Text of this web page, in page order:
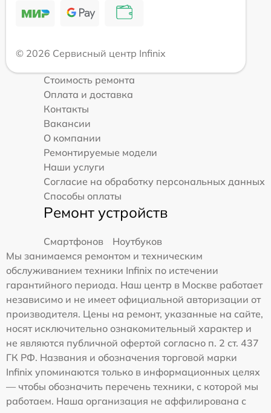
© 2026 Сервисный центр Infinix
Стоимость ремонта
Оплата и доставка
Контакты
Вакансии
О компании
Ремонтируемые модели
Наши услуги
Согласие на обработку персональных данных
Способы оплаты
Ремонт устройств
Смартфонов
Ноутбуков
Мы занимаемся ремонтом и техническим
обслуживанием техники Infinix по истечении
гарантийного периода. Наш центр в Москве работает
независимо и не имеет официальной авторизации от
производителя. Цены на ремонт, указанные на сайте,
носят исключительно ознакомительный характер и
не являются публичной офертой согласно п. 2 ст. 437
ГК РФ. Названия и обозначения торговой марки
Infinix упоминаются только в информационных целях
— чтобы обозначить перечень техники, с которой мы
работаем. Наша организация не аффилирована с